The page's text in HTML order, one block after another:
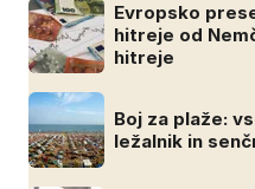
Evropsko
hitreje od
hitreje
Boj za plaže:
ležalnik in